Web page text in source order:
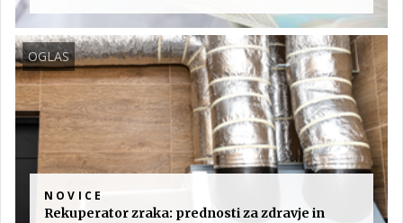
OGLAS
NOVICE
Rekuperator zraka: prednosti za zdravje in